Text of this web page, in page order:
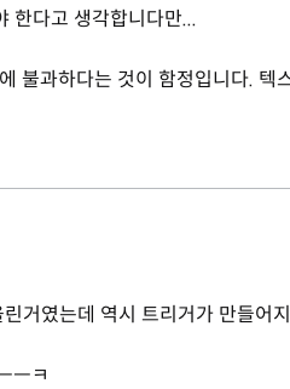
한다고 생각합니다만...
불과하다는 것이 함정입니다. 텍
거였는데 역시 트리거가 만들어
ㅡㅋ